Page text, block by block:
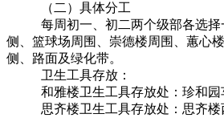
（二）具体分工
每周初一、初二两个级部各选
侧、篮球场周围、崇德楼周围、蕙心
侧、路面及绿化带。
卫生工具存放：
和雅楼卫生工具存放处：珍和园
思齐楼卫生工具存放处：思齐楼